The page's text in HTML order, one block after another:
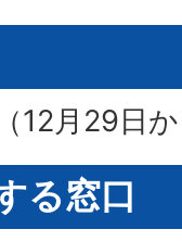
12月29日
る窓口